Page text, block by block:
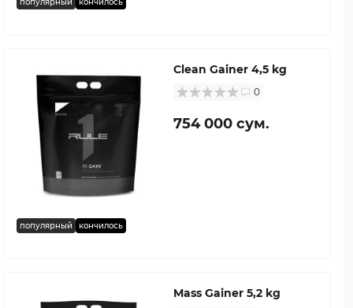
популярный кончилось
Clean Gainer 4,5 kg
0
754 000 сум.
Mass Gainer 5,2 kg